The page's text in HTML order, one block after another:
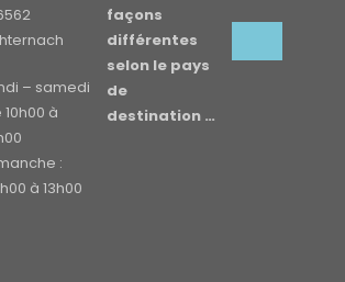
– samedi
10h00 à
:
à 13h00
façons
différentes
selon le pays
de
destination …